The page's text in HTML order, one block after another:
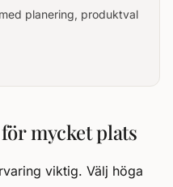
planering, produktval
mycket plats
viktig. Välj höga